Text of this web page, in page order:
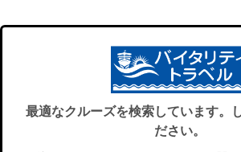
最適なクルーズを検索しています。
ださい。